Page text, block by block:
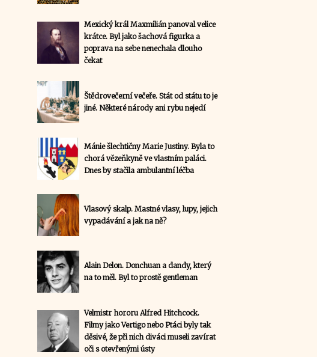
Mexický král Maxmilián panoval velice
krátce. Byl jako šachová figurka a
poprava na sebe nenechala dlouho
čekat
Štědrovečerní večeře. Stát od státu to je
jiné. Některé národy ani rybu nejedí
Mánie šlechtičny Marie Justiny. Byla to
chorá vězeňkyně ve vlastním paláci.
Dnes by stačila ambulantní léčba
Vlasový skalp. Mastné vlasy, lupy, jejich
vypadávání a jak na ně?
Alain Delon. Donchuan a dandy, který
na to měl. Byl to prostě gentleman
Velmistr hororu Alfred Hitchcock.
Filmy jako Vertigo nebo Ptáci byly tak
děsivé, že při nich diváci museli zavírat
oči s otevřenými ústy